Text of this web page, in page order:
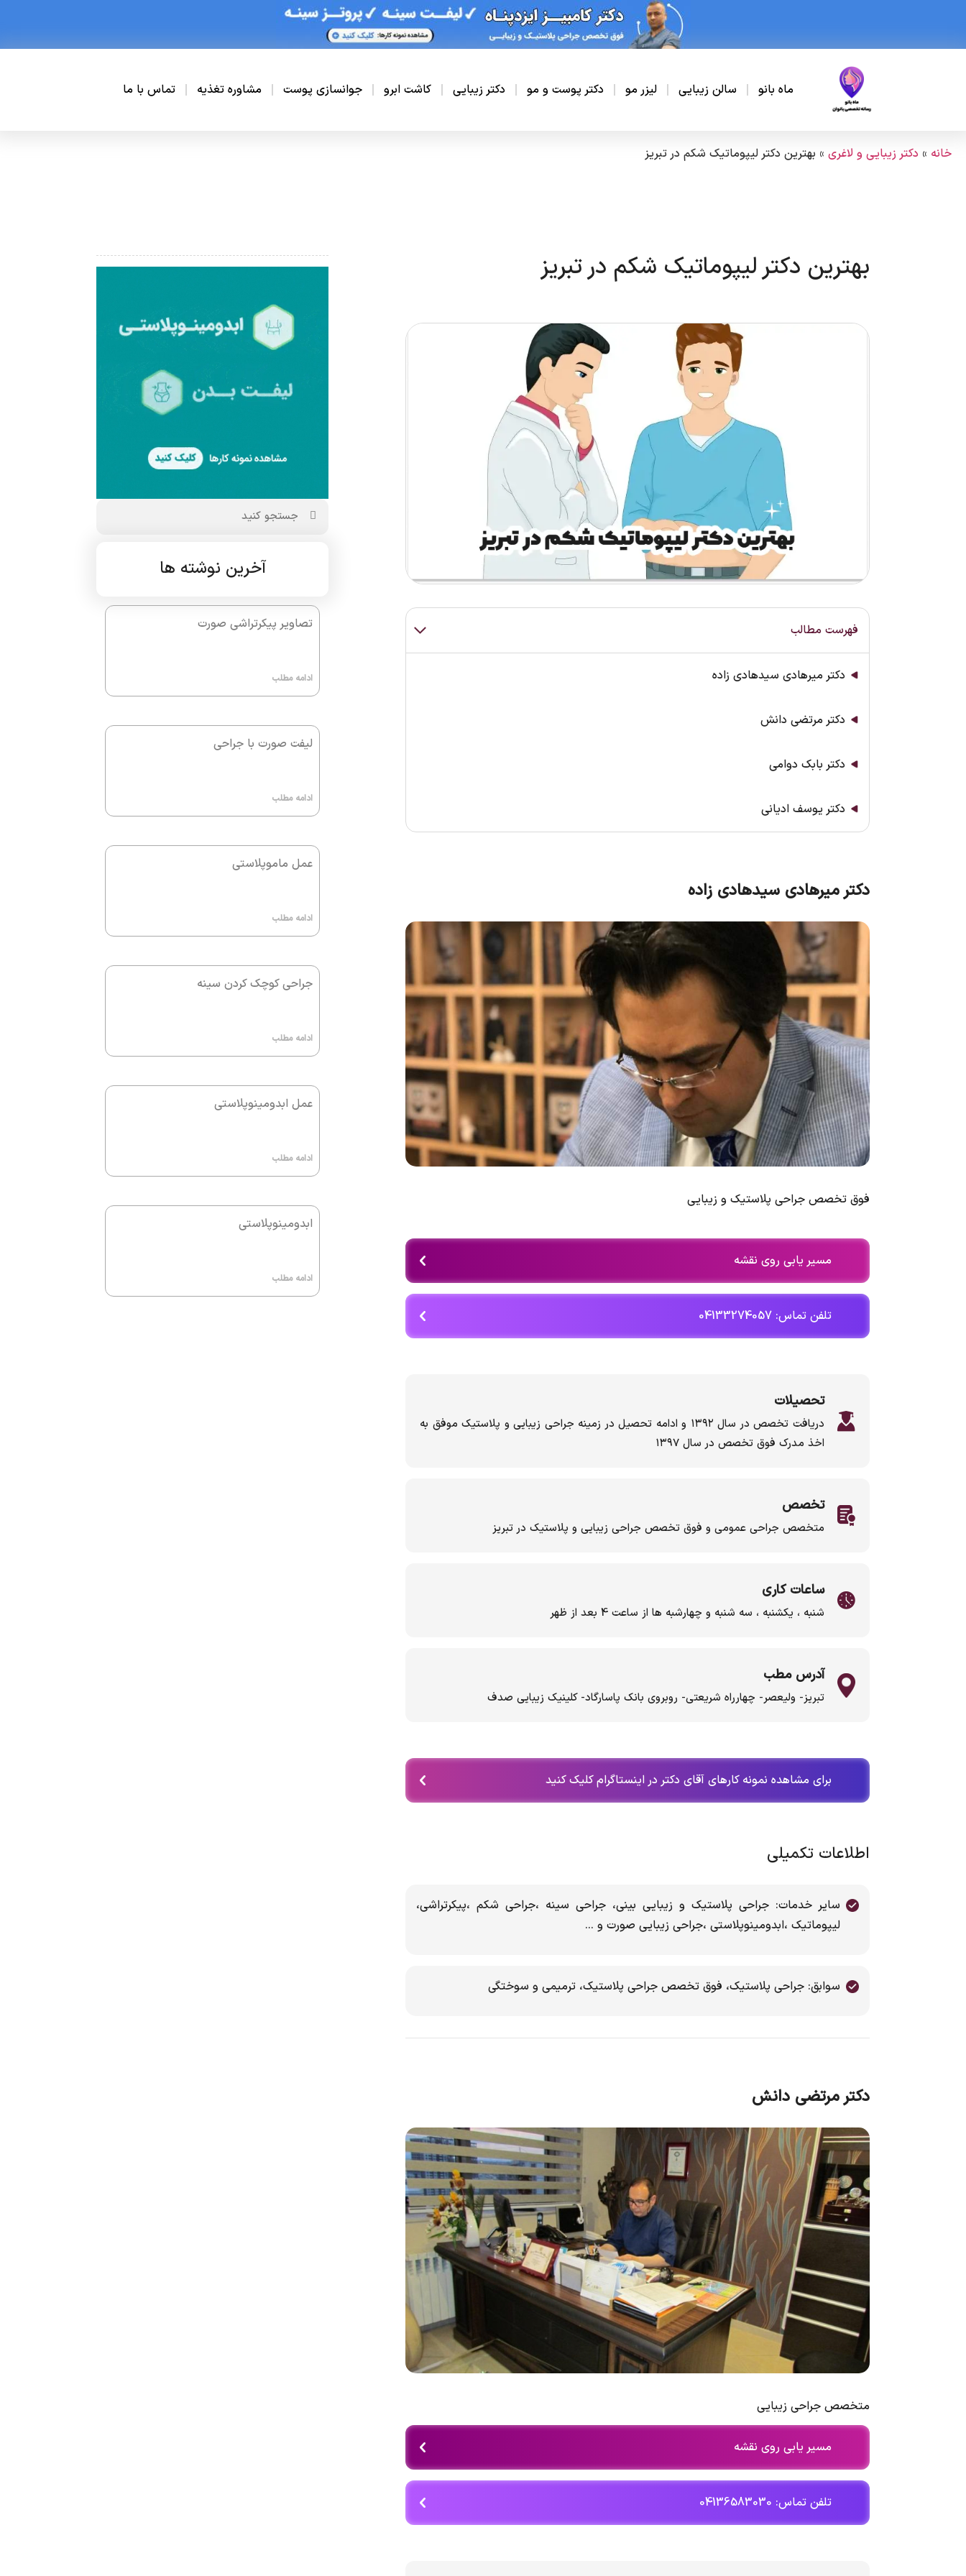
ماه بانو سالن زیبایی لیزر مو دکتر پوست و مو دکتر زیبایی کاشت ابرو جوانسازی پوست مشاوره تغذیه تماس با ما
خانه » دکتر زیبایی و لاغری » بهترین دکتر لیپوماتیک شکم در تبریز
بهترین دکتر لیپوماتیک شکم در تبریز
فهرست مطالب
دکتر میرهادی سید‌هادی زاده
دکتر مرتضی دانش
دکتر بابک دوامی
دکتر یوسف ادیانی
دکتر میرهادی سید‌هادی زاده
فوق تخصص جراحی پلاستیک و زیبایی
مسیر یابی روی نقشه
تلفن تماس: 04133274057
تحصیلات
دریافت تخصص در سال ۱۳۹۲ و ادامه تحصیل در زمینه جراحی زیبایی و پلاستیک موفق به
اخذ مدرک فوق تخصص در سال ۱۳۹۷
تخصص
متخصص جراحی عمومی و فوق تخصص جراحی زیبایی و پلاستیک در تبریز
ساعات کاری
شنبه ، یکشنبه ، سه شنبه و چهارشبه ها از ساعت 4 بعد از ظهر
آدرس مطب
تبریز- ولیعصر- چهارراه شریعتی- روبروی بانک پاسارگاد- کلینیک زیبایی صدف
برای مشاهده نمونه کارهای آقای دکتر در اینستاگرام کلیک کنید
اطلاعات تکمیلی
سایر خدمات: جراحی پلاستیک و زیبایی بینی، جراحی سینه ،جراحی شکم ،پیکرتراشی،
لیپوماتیک ،ابدومینوپلاستی ،جراحی زیبایی صورت و ...
سوابق: جراحی پلاستیک، فوق تخصص جراحی پلاستیک، ترمیمی و سوختگی
دکتر مرتضی دانش
متخصص جراحی زیبایی
مسیر یابی روی نقشه
تلفن تماس: 04136583030
آخرین نوشته ها
تصاویر پیکرتراشی صورت
ادامه مطلب
لیفت صورت با جراحی
ادامه مطلب
عمل ماموپلاستی
ادامه مطلب
جراحی کوچک کردن سینه
ادامه مطلب
عمل ابدومینوپلاستی
ادامه مطلب
ابدومینوپلاستی
ادامه مطلب